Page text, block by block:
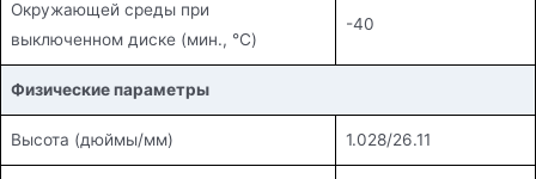
Окружающей среды при
выключенном диске (мин., °C)
-40
Физические параметры
Высота (дюймы/мм) 1.028/26.11